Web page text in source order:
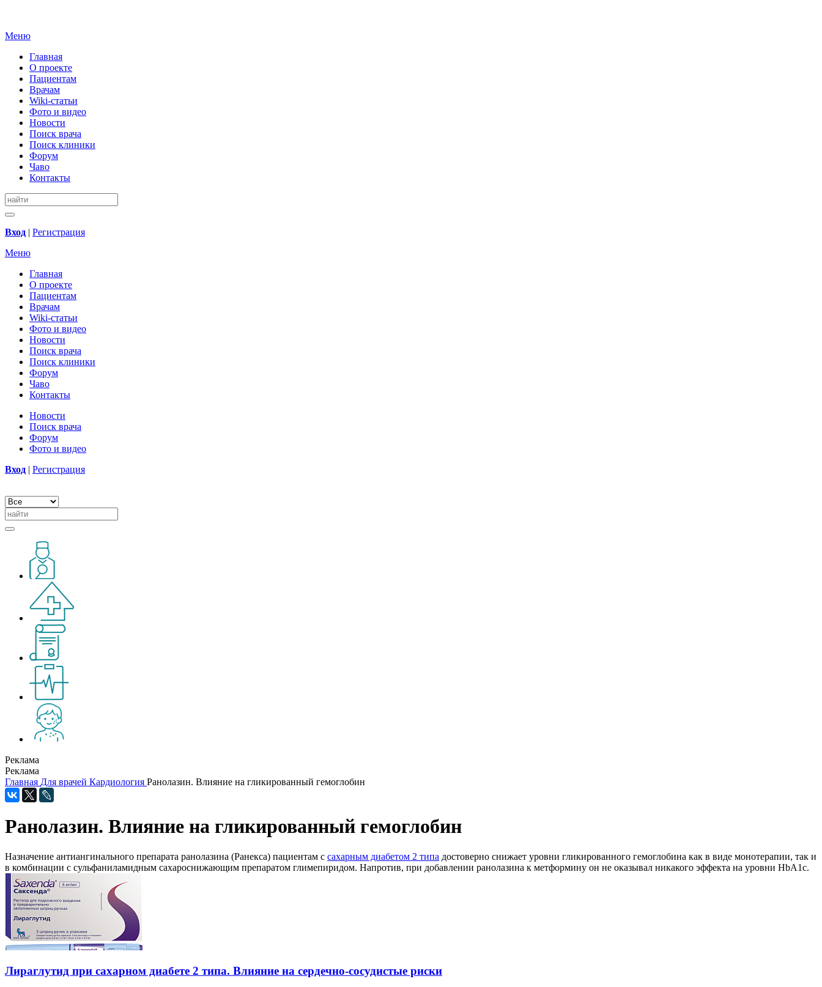
Меню
Главная
О проекте
Пациентам
Врачам
Wiki-статьи
Фото и видео
Новости
Поиск врача
Поиск клиники
Форум
Чаво
Контакты
Вход | Регистрация
Меню
Главная
О проекте
Пациентам
Врачам
Wiki-статьи
Фото и видео
Новости
Поиск врача
Поиск клиники
Форум
Чаво
Контакты
Новости
Поиск врача
Форум
Фото и видео
Вход | Регистрация
Реклама
Реклама
Главная Для врачей Кардиология Ранолазин. Влияние на гликированный гемоглобин
Ранолазин. Влияние на гликированный гемоглобин
Назначение антиангинального препарата ранолазина (Ранекса) пациентам с сахарным диабетом 2 типа достоверно снижает уровни гликированного гемоглобина как в виде монотерапии, так и
в комбинации с сульфаниламидным сахароснижающим препаратом глимепиридом. Напротив, при добавлении ранолазина к метформину он не оказывал никакого эффекта на уровни HbA1c.
Лираглутид при сахарном диабете 2 типа. Влияние на сердечно-сосудистые риски